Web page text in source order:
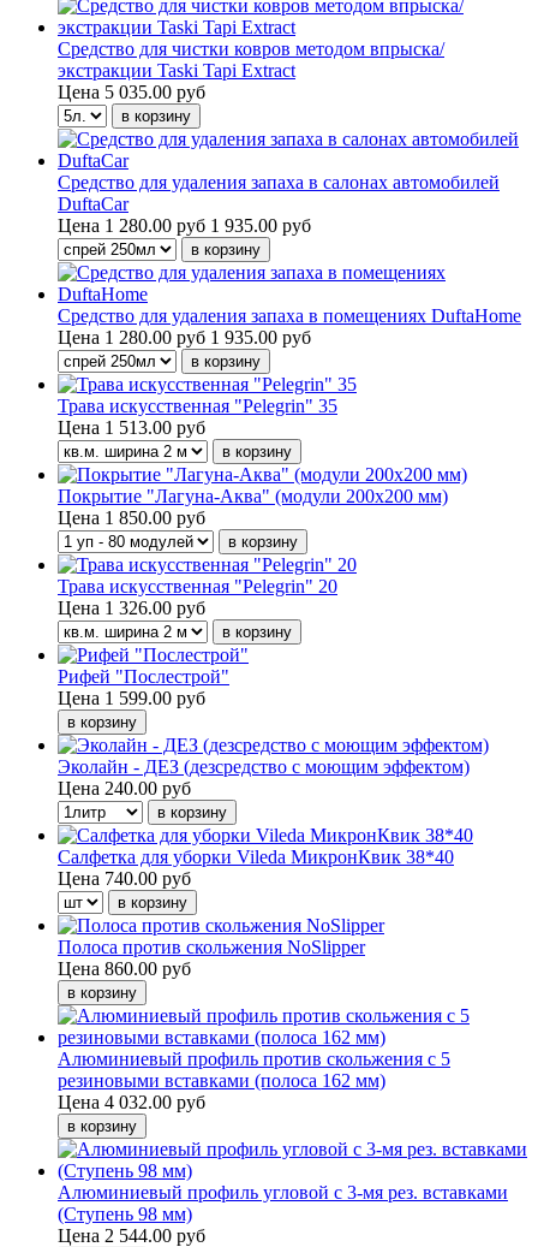
Средство для чистки ковров методом впрыска/
экстракции Taski Tapi Extract
Цена 5 035.00 руб
Средство для удаления запаха в салонах автомобилей
DuftaCar
Цена 1 280.00 руб 1 935.00 руб
Средство для удаления запаха в помещениях DuftaHome
Цена 1 280.00 руб 1 935.00 руб
Трава искусственная "Pelegrin" 35
Цена 1 513.00 руб
Покрытие "Лагуна-Аква" (модули 200х200 мм)
Цена 1 850.00 руб
Трава искусственная "Pelegrin" 20
Цена 1 326.00 руб
Рифей "Послестрой"
Цена 1 599.00 руб
Эколайн - ДЕЗ (дезсредство с моющим эффектом)
Цена 240.00 руб
Салфетка для уборки Vileda МикронКвик 38*40
Цена 740.00 руб
Полоса против скольжения NoSlipper
Цена 860.00 руб
Алюминиевый профиль против скольжения с 5
резиновыми вставками (полоса 162 мм)
Цена 4 032.00 руб
Алюминиевый профиль угловой с 3-мя рез. вставками
(Ступень 98 мм)
Цена 2 544.00 руб